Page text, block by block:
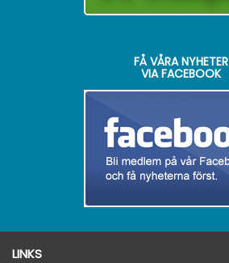
FÅ VÅRA NYHETER
VIA FACEBOOK
LINKS